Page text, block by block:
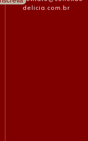
delicia.com.br